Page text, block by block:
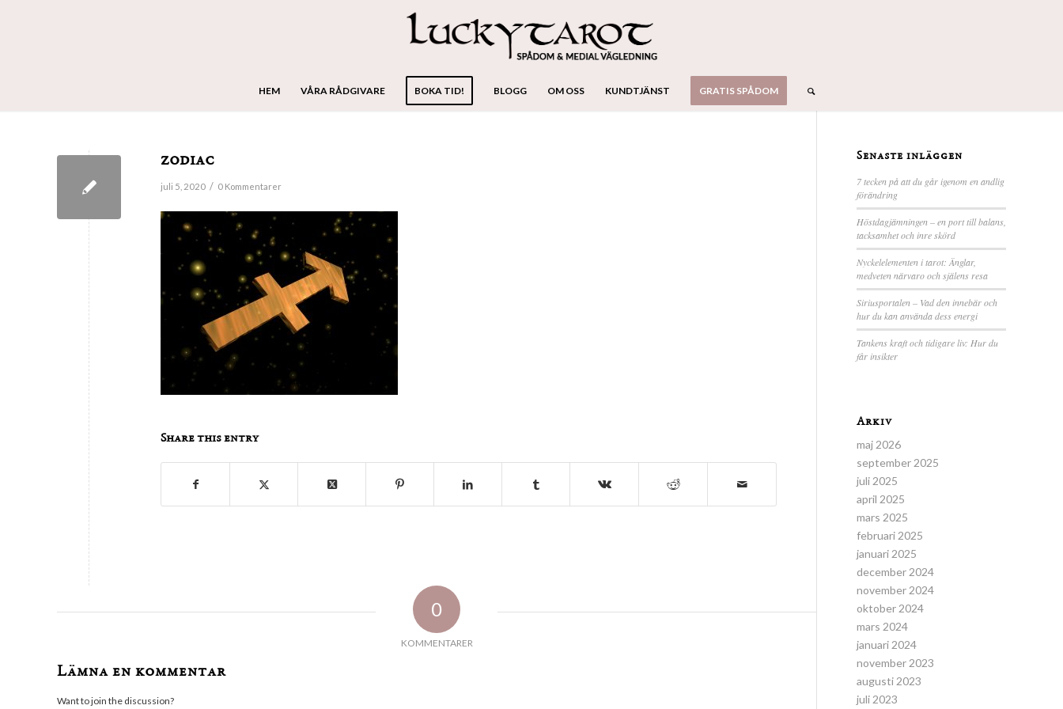
HEM VÅRA RÅDGIVARE BOKA TID! BLOGG OM OSS KUNDTJÄNST GRATIS SPÅDOM
zodiac
juli 5, 2020 / 0 Kommentarer
Share this entry
0
KOMMENTARER
Lämna en kommentar
Want to join the discussion?
Senaste inläggen
7 tecken på att du går igenom en andlig
förändring
Höstdagjämningen – en port till balans,
tacksamhet och inre skörd
Nyckelelementen i tarot: Änglar,
medveten närvaro och själens resa
Siriusportalen – Vad den innebär och
hur du kan använda dess energi
Tankens kraft och tidigare liv: Hur du
får insikter
Arkiv
maj 2026
september 2025
juli 2025
april 2025
mars 2025
februari 2025
januari 2025
december 2024
november 2024
oktober 2024
mars 2024
januari 2024
november 2023
augusti 2023
juli 2023